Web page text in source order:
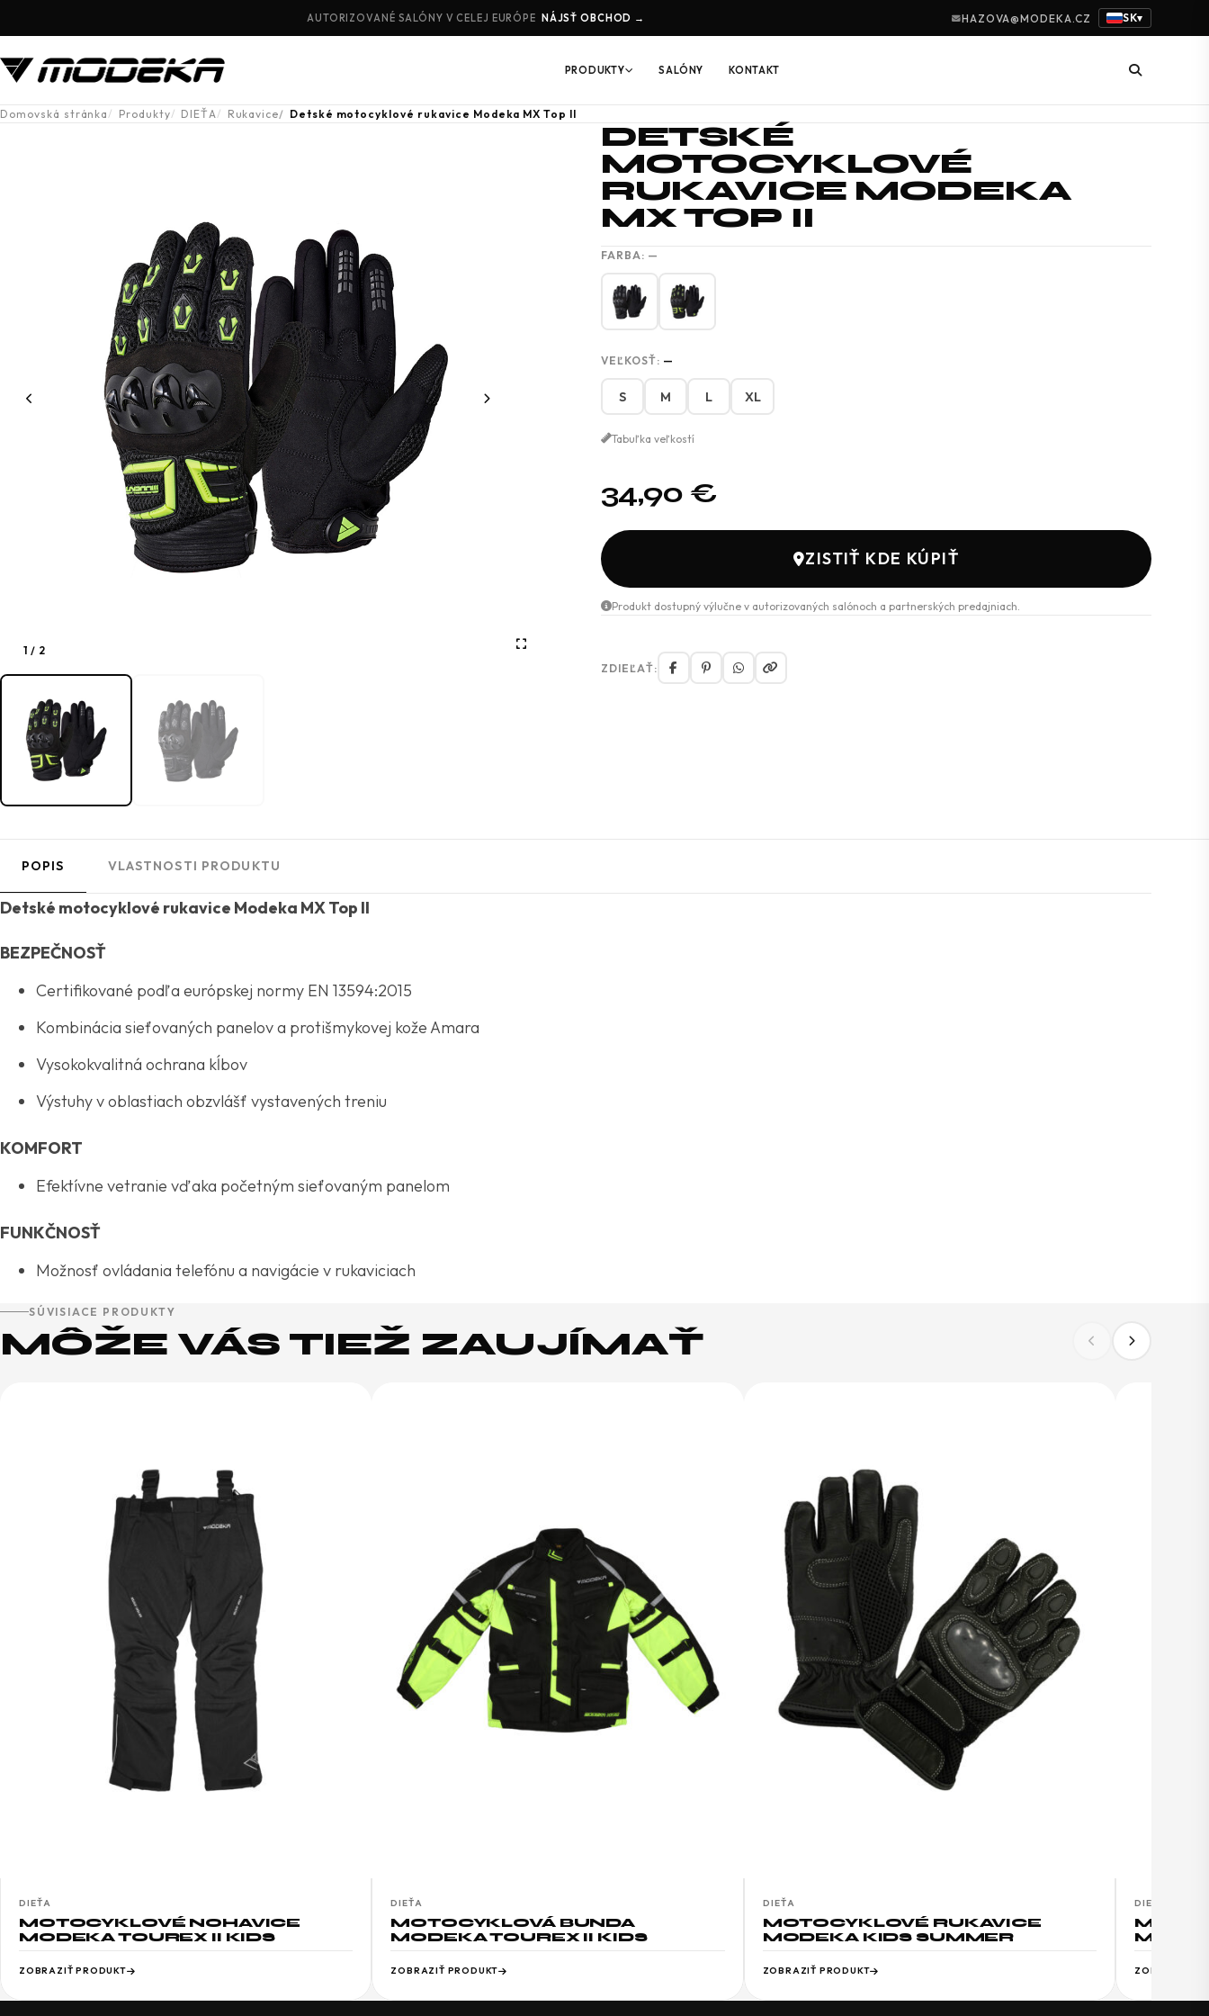
AUTORIZOVANÉ SALÓNY V CELEJ EURÓPE NÁJSŤ OBCHOD → HAZOVA@MODEKA.CZ SK▾
PRODUKTY SALÓNY KONTAKT
Domovská stránka Produkty DIEŤA Rukavice Detské motocyklové rukavice Modeka MX Top II
1 / 2
DETSKÉ
MOTOCYKLOVÉ
RUKAVICE MODEKA
MX TOP II
FARBA: —
VEĽKOSŤ: —
S M L XL
Tabuľka veľkostí
34,90 €
ZISTIŤ KDE KÚPIŤ
Produkt dostupný výlučne v autorizovaných salónoch a partnerských predajniach.
ZDIEĽAŤ:
POPIS VLASTNOSTI PRODUKTU
Detské motocyklové rukavice Modeka MX Top II
BEZPEČNOSŤ
Certifikované podľa európskej normy EN 13594:2015
Kombinácia sieťovaných panelov a protišmykovej kože Amara
Vysokokvalitná ochrana kĺbov
Výstuhy v oblastiach obzvlášť vystavených treniu
KOMFORT
Efektívne vetranie vďaka početným sieťovaným panelom
FUNKČNOSŤ
Možnosť ovládania telefónu a navigácie v rukaviciach
SÚVISIACE PRODUKTY
MÔŽE VÁS TIEŽ ZAUJÍMAŤ
DIEŤA
MOTOCYKLOVÉ NOHAVICE
MODEKA TOUREX II KIDS
ZOBRAZIŤ PRODUKT
DIEŤA
MOTOCYKLOVÁ BUNDA
MODEKA TOUREX II KIDS
ZOBRAZIŤ PRODUKT
DIEŤA
MOTOCYKLOVÉ RUKAVICE
MODEKA KIDS SUMMER
ZOBRAZIŤ PRODUKT
DIEŤA
ZOBRAZIŤ